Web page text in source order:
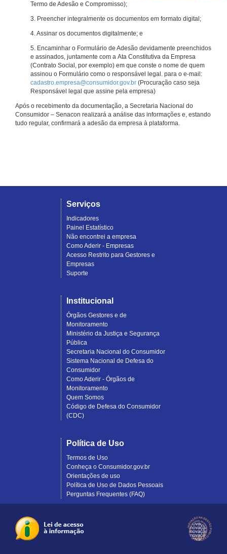
Termo de Adesão e Compromisso);
3. Preencher integralmente os documentos em formato digital;
4. Assinar os documentos digitalmente; e
5. Encaminhar o Formulário de Adesão devidamente preenchidos
e assinados, juntamente com a Ata Constitutiva da Empresa
(Contrato Social, por exemplo) em que conste o nome de quem
assinou o Formulário como o responsável legal. para o e-mail:
cadastro.empresa@consumidor.gov.br (Procuração caso seja
Responsável legal que assine pela empresa)
Após o recebimento da documentação, a Secretaria Nacional do
Consumidor – Senacon realizará a análise das informações e, estando
tudo regular, confirmará a adesão da empresa à plataforma.
Serviços
Indicadores
Painel Estatístico
Não encontrei a empresa
Como Aderir - Empresas
Acesso Restrito para Gestores e
Empresas
Suporte
Institucional
Órgãos Gestores e de
Monitoramento
Ministério da Justiça e Segurança
Pública
Secretaria Nacional do Consumidor
Sistema Nacional de Defesa do
Consumidor
Como Aderir - Órgãos de
Monitoramento
Quem Somos
Código de Defesa do Consumidor
(CDC)
Política de Uso
Termos de Uso
Conheça o Consumidor.gov.br
Orientações de uso
Política de Uso de Dados Pessoais
Perguntas Frequentes (FAQ)